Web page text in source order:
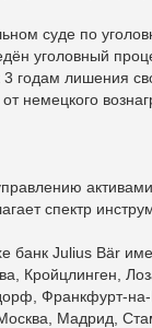
суде по
уголовный
3 годам лишения
немецкого
спектр
Julius Bär
Кройцлинген,
Франкфурт-
Мадрид,